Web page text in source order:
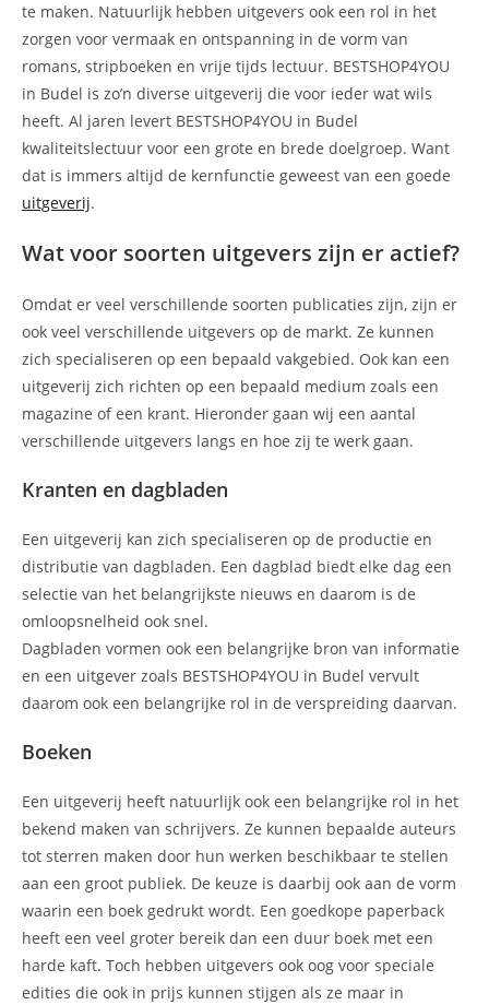
te maken. Natuurlijk hebben uitgevers ook een rol in het
zorgen voor vermaak en ontspanning in de vorm van
romans, stripboeken en vrije tijds lectuur. BESTSHOP4YOU
in Budel is zo’n diverse uitgeverij die voor ieder wat wils
heeft. Al jaren levert BESTSHOP4YOU in Budel
kwaliteitslectuur voor een grote en brede doelgroep. Want
dat is immers altijd de kernfunctie geweest van een goede
uitgeverij.
Wat voor soorten uitgevers zijn er actief?
Omdat er veel verschillende soorten publicaties zijn, zijn er
ook veel verschillende uitgevers op de markt. Ze kunnen
zich specialiseren op een bepaald vakgebied. Ook kan een
uitgeverij zich richten op een bepaald medium zoals een
magazine of een krant. Hieronder gaan wij een aantal
verschillende uitgevers langs en hoe zij te werk gaan.
Kranten en dagbladen
Een uitgeverij kan zich specialiseren op de productie en
distributie van dagbladen. Een dagblad biedt elke dag een
selectie van het belangrijkste nieuws en daarom is de
omloopsnelheid ook snel.
Dagbladen vormen ook een belangrijke bron van informatie
en een uitgever zoals BESTSHOP4YOU in Budel vervult
daarom ook een belangrijke rol in de verspreiding daarvan.
Boeken
Een uitgeverij heeft natuurlijk ook een belangrijke rol in het
bekend maken van schrijvers. Ze kunnen bepaalde auteurs
tot sterren maken door hun werken beschikbaar te stellen
aan een groot publiek. De keuze is daarbij ook aan de vorm
waarin een boek gedrukt wordt. Een goedkope paperback
heeft een veel groter bereik dan een duur boek met een
harde kaft. Toch hebben uitgevers ook oog voor speciale
edities die ook in prijs kunnen stijgen als ze maar in